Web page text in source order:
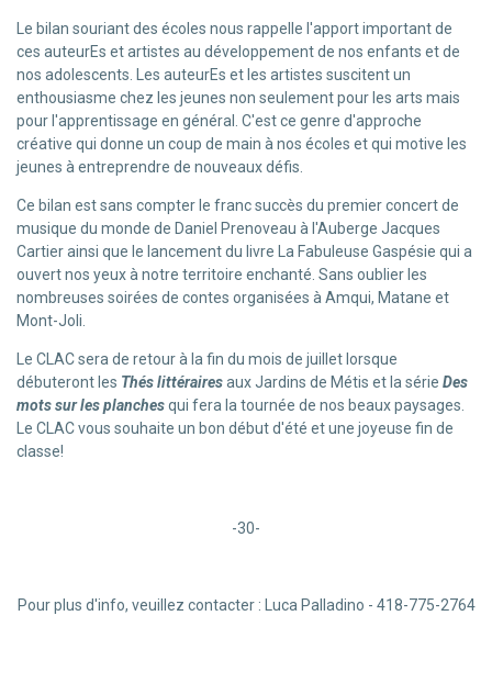
Le bilan souriant des écoles nous rappelle l'apport important de
ces auteurEs et artistes au développement de nos enfants et de
nos adolescents. Les auteurEs et les artistes suscitent un
enthousiasme chez les jeunes non seulement pour les arts mais
pour l'apprentissage en général. C'est ce genre d'approche
créative qui donne un coup de main à nos écoles et qui motive les
jeunes à entreprendre de nouveaux défis.
Ce bilan est sans compter le franc succès du premier concert de
musique du monde de Daniel Prenoveau à l'Auberge Jacques
Cartier ainsi que le lancement du livre La Fabuleuse Gaspésie qui a
ouvert nos yeux à notre territoire enchanté. Sans oublier les
nombreuses soirées de contes organisées à Amqui, Matane et
Mont-Joli.
Le CLAC sera de retour à la fin du mois de juillet lorsque
débuteront les Thés littérairesaux Jardins de Métis et la série Des
mots sur les planchesqui fera la tournée de nos beaux paysages.
Le CLAC vous souhaite un bon début d'été et une joyeuse fin de
classe!
-30-
Pour plus d'info, veuillez contacter : Luca Palladino - 418-775-2764